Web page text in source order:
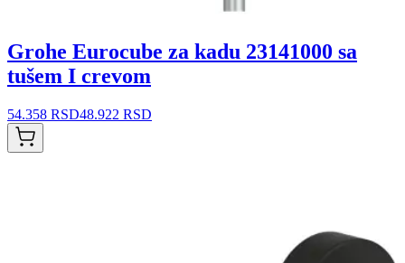
Grohe Eurocube za kadu 23141000 sa
tušem I crevom
54.358 RSD48.922 RSD